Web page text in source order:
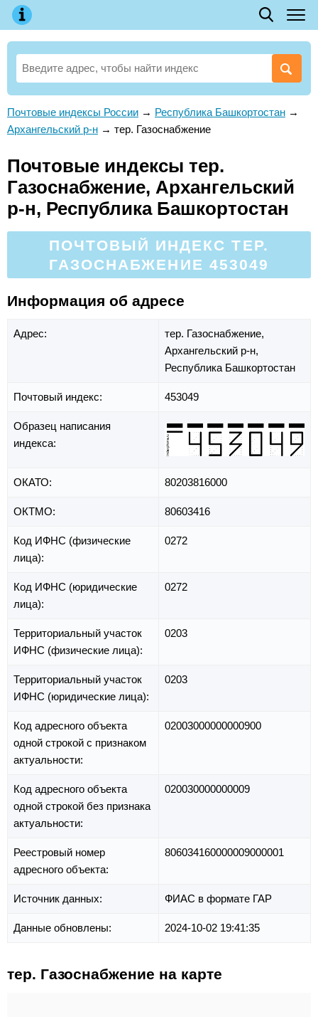
Почтовые индексы России → Республика Башкортостан →
Архангельский р-н → тер. Газоснабжение
Почтовые индексы тер.
Газоснабжение, Архангельский
р-н, Республика Башкортостан
ПОЧТОВЫЙ ИНДЕКС ТЕР.
ГАЗОСНАБЖЕНИЕ 453049
Информация об адресе
Адрес:
тер. Газоснабжение,
Архангельский р-н,
Республика Башкортостан
Почтовый индекс: 453049
Образец написания
индекса:
ОКАТО: 80203816000
ОКТМО: 80603416
Код ИФНС (физические
лица):
0272
Код ИФНС (юридические
лица):
0272
Территориальный участок
ИФНС (физические лица):
0203
Территориальный участок
ИФНС (юридические лица):
0203
Код адресного объекта
одной строкой с признаком
актуальности:
02003000000000900
Код адресного объекта
одной строкой без признака
актуальности:
020030000000009
Реестровый номер
адресного объекта:
806034160000009000001
Источник данных: ФИАС в формате ГАР
Данные обновлены: 2024-10-02 19:41:35
тер. Газоснабжение на карте